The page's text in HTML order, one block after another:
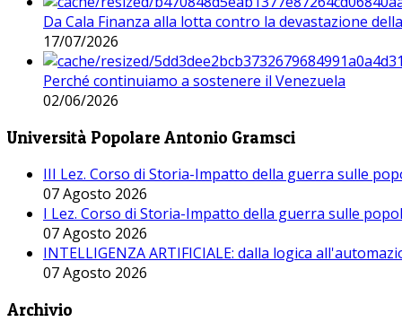
Da Cala Finanza alla lotta contro la devastazione
17/07/2026
Perché continuiamo a sostenere il Venezuela
02/06/2026
Università Popolare Antonio Gramsci
III Lez. Corso di Storia-Impatto della guerra sulle
07 Agosto 2026
I Lez. Corso di Storia-Impatto della guerra sulle
07 Agosto 2026
INTELLIGENZA ARTIFICIALE: dalla logica
07 Agosto 2026
Archivio